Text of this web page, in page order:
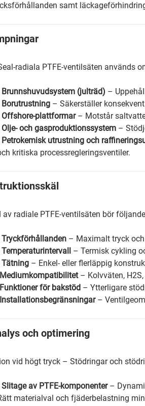
samt
radiala PTFE-ventilsäten används
Brunnshuvudsystem (julträd) –
Borutrustning – Säkerställer
Offshore-plattformar – Motstår
Olje- och gasproduktionssystem –
Petrokemisk utrustning och
kritiska processregleringsventiler.
av radiale PTFE-ventilsäten bör
Tryckförhållanden – Maximalt tryck
Temperaturintervall – Termisk cykling
Tätning – Enkel- eller flerläppig
Mediumkompatibilitet – Kolvväten,
Funktioner för bakstöd – Ytterligare
Installationsbegränsningar –
och optimering
vid högt tryck – Stödringar och
Slitage av PTFE-komponenter –
materialval och fjäderbelastning